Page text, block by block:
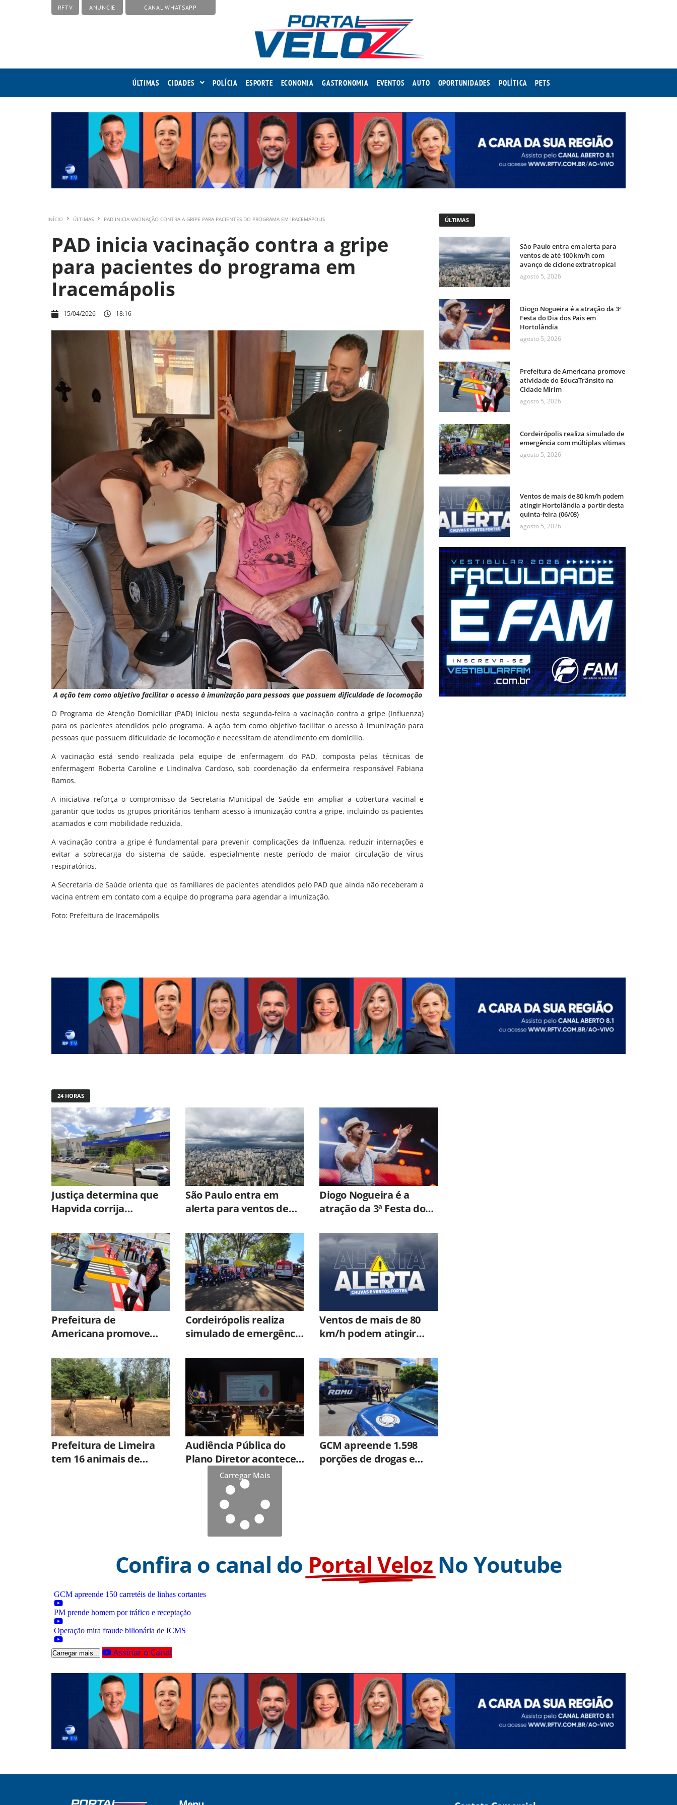
RFTV ANUNCIE CANAL WHATSAPP
ÚLTIMAS CIDADES POLÍCIA ESPORTE ECONOMIA GASTRONOMIA EVENTOS AUTO OPORTUNIDADES POLÍTICA PETS
INÍCIO ÚLTIMAS PAD INICIA VACINAÇÃO CONTRA A GRIPE PARA PACIENTES DO PROGRAMA EM IRACEMÁPOLIS
PAD inicia vacinação contra a gripe
para pacientes do programa em
Iracemápolis
15/04/2026 18:16
A ação tem como objetivo facilitar o acesso à imunização para pessoas que possuem dificuldade de locomoção
O Programa de Atenção Domiciliar (PAD) iniciou nesta segunda-feira a vacinação contra a gripe (Influenza)
para os pacientes atendidos pelo programa. A ação tem como objetivo facilitar o acesso à imunização para
pessoas que possuem dificuldade de locomoção e necessitam de atendimento em domicílio.
A vacinação está sendo realizada pela equipe de enfermagem do PAD, composta pelas técnicas de
enfermagem Roberta Caroline e Lindinalva Cardoso, sob coordenação da enfermeira responsável Fabiana
Ramos.
A iniciativa reforça o compromisso da Secretaria Municipal de Saúde em ampliar a cobertura vacinal e
garantir que todos os grupos prioritários tenham acesso à imunização contra a gripe, incluindo os pacientes
acamados e com mobilidade reduzida.
A vacinação contra a gripe é fundamental para prevenir complicações da Influenza, reduzir internações e
evitar a sobrecarga do sistema de saúde, especialmente neste período de maior circulação de vírus
respiratórios.
A Secretaria de Saúde orienta que os familiares de pacientes atendidos pelo PAD que ainda não receberam a
vacina entrem em contato com a equipe do programa para agendar a imunização.
Foto: Prefeitura de Iracemápolis
ÚLTIMAS
São Paulo entra em alerta para
ventos de até 100 km/h com
avanço de ciclone extratropical
agosto 5, 2026
Diogo Nogueira é a atração da 3ª
Festa do Dia dos Pais em
Hortolândia
agosto 5, 2026
Prefeitura de Americana promove
atividade do EducaTrânsito na
Cidade Mirim
agosto 5, 2026
Cordeirópolis realiza simulado de
emergência com múltiplas vítimas
agosto 5, 2026
Ventos de mais de 80 km/h podem
atingir Hortolândia a partir desta
quinta-feira (06/08)
agosto 5, 2026
24 HORAS
Justiça determina que
Hapvida corrija
unidades de Limeira sob
pena de multa
São Paulo entra em
alerta para ventos de
avanço de ciclone
extratropical
Diogo Nogueira é a
atração da 3ª Festa do
Hortolândia
Prefeitura de
Americana promove
EducaTrânsito na
Cidade Mirim
Cordeirópolis realiza
simulado de emergência
Ventos de mais de 80
km/h podem atingir
desta quinta-feira
(06/08)
Prefeitura de Limeira
tem 16 animais de
Audiência Pública do
Plano Diretor acontece
nesta quinta-feira (6)
GCM apreende 1.598
porções de drogas e
Carregar Mais
Confira o canal do Portal Veloz No Youtube
GCM apreende 150 carretéis de linhas cortantes
PM prende homem por tráfico e receptação
Operação mira fraude bilionária de ICMS
Carregar mais... Assinar o Canal